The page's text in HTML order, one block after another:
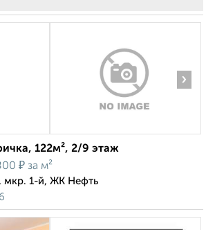
›
122м², 2/9 этаж
₽ за м²
мкр. 1-й, ЖК Нефть